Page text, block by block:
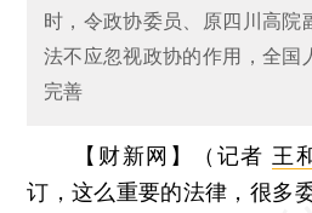
时，令政协委员、原四川高院
法不应忽视政协的作用，全国
完善
【财新网】（记者 王
订，这么重要的法律，很多